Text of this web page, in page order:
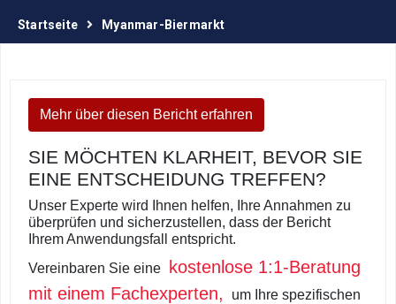
Startseite Myanmar-Biermarkt
Mehr über diesen Bericht erfahren
SIE MÖCHTEN KLARHEIT, BEVOR SIE
EINE ENTSCHEIDUNG TREFFEN?
Unser Experte wird Ihnen helfen, Ihre Annahmen zu
überprüfen und sicherzustellen, dass der Bericht
Ihrem Anwendungsfall entspricht.
Vereinbaren Sie eine
kostenlose 1:1-Beratung
mit einem Fachexperten,
um Ihre spezifischen